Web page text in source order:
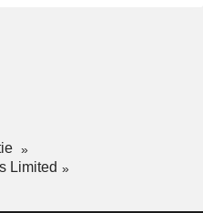
Limited